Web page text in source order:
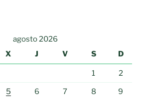
agosto 2026
X J V S D
1 2
5 6 7 8 9